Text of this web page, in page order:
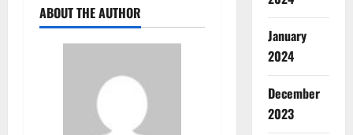
ABOUT THE AUTHOR
January
2024
December
2023